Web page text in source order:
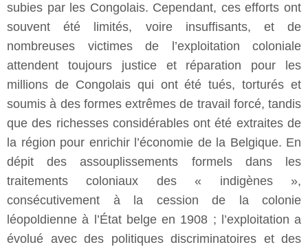
subies par les Congolais. Cependant, ces efforts ont
souvent été limités, voire insuffisants, et de
nombreuses victimes de l’exploitation coloniale
attendent toujours justice et réparation pour les
millions de Congolais qui ont été tués, torturés et
soumis à des formes extrêmes de travail forcé, tandis
que des richesses considérables ont été extraites de
la région pour enrichir l’économie de la Belgique. En
dépit des assouplissements formels dans les
traitements coloniaux des « indigènes »,
consécutivement à la cession de la colonie
léopoldienne à l’État belge en 1908 ; l’exploitation a
évolué avec des politiques discriminatoires et des